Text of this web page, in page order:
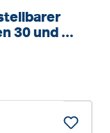
30 und 38